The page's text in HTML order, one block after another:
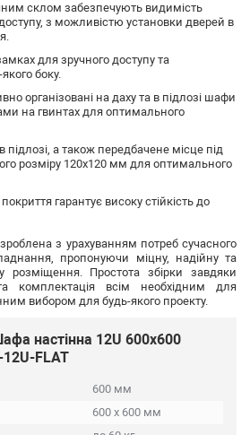
склом забезпечують видимість
з можливістю установки дверей в
для зручного доступу та
боку.
організовані на даху та в підлозі шафи
на гвинтах для оптимального
підлозі, а також передбачене місце під
розміру 120x120 мм для оптимального
гарантує високу стійкість до
з урахуванням потреб сучасного
пропонуючи міцну, надійну та
розміщення. Простота збірки завдяки
та комплектація всім необхідним для
вибором для будь-якого проекту.
настінна 12U 600х600
12U-FLAT
600 мм
600 х 600 мм